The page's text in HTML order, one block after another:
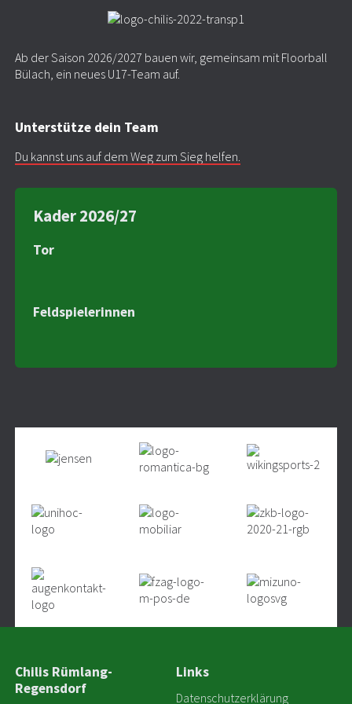
Ab der Saison 2026/2027 bauen wir, gemeinsam mit Floorball
Bülach, ein neues U17-Team auf.
Unterstütze dein Team
Du kannst uns auf dem Weg zum Sieg helfen.
Kader 2026/27
Tor
Feldspielerinnen
Chilis Rümlang-
Regensdorf
Links
Datenschutzerklärung